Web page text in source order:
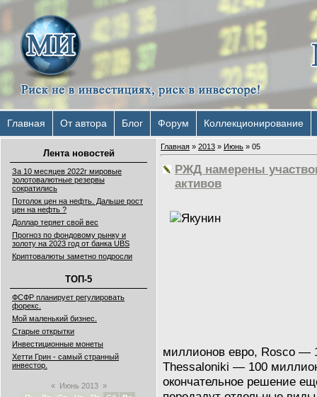
Главная От автора Блог Форум Коллекционирование
Лента новостей
За 10 месяцев 2022г мировые
золотовалютные резервы
сократились
Потолок цен на нефть. Дальше рост
цен на нефть ?
Доллар теряет свой вес
Прогноз по фондовому рынку и
золоту на 2023 год от банка UBS
Криптовалюты заметно подросли
ТОП-5
ФСФР планирует регулировать
форекс.
Мой маленький бизнес.
Старые открытки
Инвестиционные монеты
Хетти Грин - самый странный
инвестор.
« Июнь 2013 »
Главная » 2013 » Июнь » 05
РЖД намерены
активов
миллионов евро, Rosco —
Thessaloniki — 100
окончательное решение